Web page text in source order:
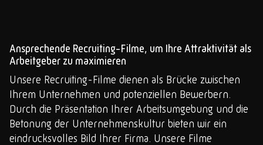
Ansprechende Recruiting-Filme, um Ihre Attraktivität als
Arbeitgeber zu maximieren
Unsere Recruiting-Filme dienen als Brücke zwischen
Ihrem Unternehmen und potenziellen Bewerbern.
Durch die Präsentation Ihrer Arbeitsumgebung und die
Betonung der Unternehmenskultur bieten wir ein
eindrucksvolles Bild Ihrer Firma. Unsere Filme
Fürstensteiner Straße 24a
94535 Eging a.See
hallo @team-ready.de
Telefon: 08544 6523-00